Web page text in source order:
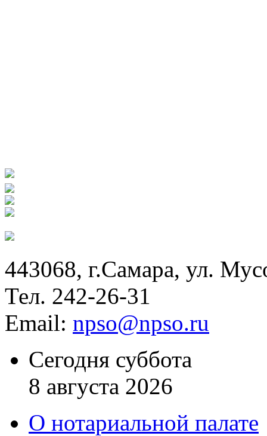
443068, г.Самара, ул.
Тел. 242-26-31
Email: npso@npso.ru
Сегодня суббота
8 августа 2026
О нотариальной палате